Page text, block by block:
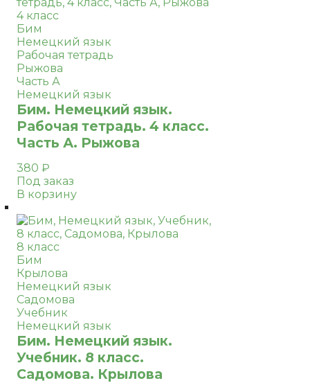
4 класс
Бим
Немецкий язык
Рабочая тетрадь
Рыжова
Часть А
Немецкий язык
Бим. Немецкий язык.
Рабочая тетрадь. 4 класс.
Часть А. Рыжова
380 ₽
Под заказ
В корзину
8 класс
Бим
Крылова
Немецкий язык
Садомова
Учебник
Немецкий язык
Бим. Немецкий язык.
Учебник. 8 класс.
Садомова. Крылова